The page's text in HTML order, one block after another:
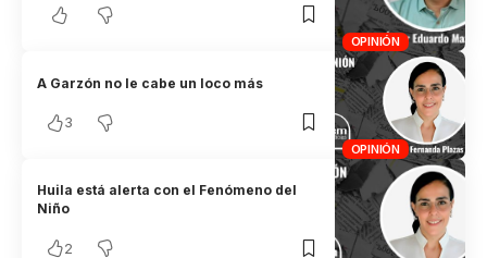
OPINIÓN
OPINIÓN
A Garzón no le cabe un loco más
3
Huila está alerta con el Fenómeno del
Niño
2